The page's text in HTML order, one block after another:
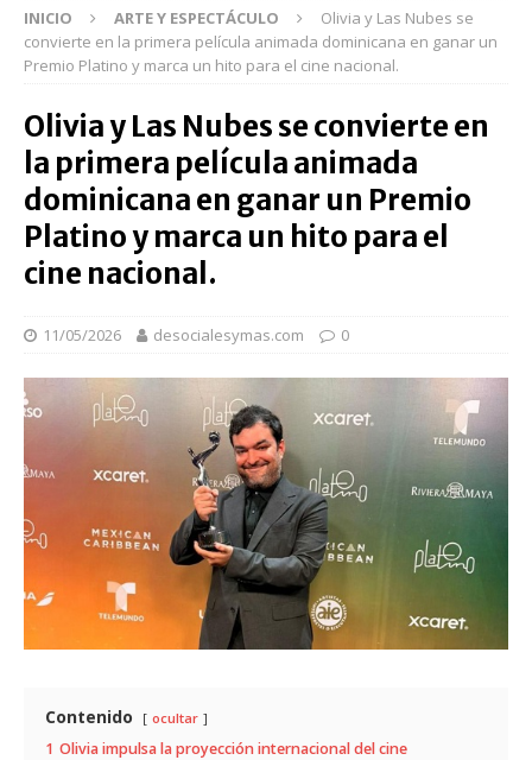
INICIO ARTE Y ESPECTÁCULO
Olivia y Las Nubes se
convierte en la primera película animada dominicana en ganar un
Premio Platino y marca un hito para el cine nacional.
Olivia y Las Nubes se convierte en
la primera película animada
dominicana en ganar un Premio
Platino y marca un hito para el
cine nacional.
11/05/2026 desocialesymas.com 0
Contenido ocultar
1 Olivia impulsa la proyección internacional del cine